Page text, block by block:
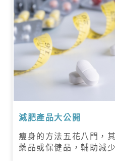
減肥產品大公開
瘦身的方法五花八門，
藥品或保健品，輔助減